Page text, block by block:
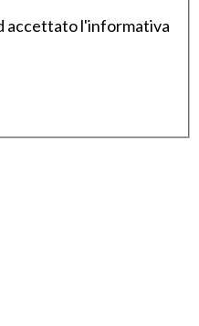
accettato l'informativa